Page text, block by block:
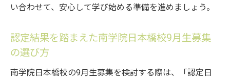
い合わせて、安心して学び始める準備を進めましょう。
認定結果を踏まえた南学院日本橋校9月生募集
の選び方
南学院日本橋校の9月生募集を検討する際は、「認定日